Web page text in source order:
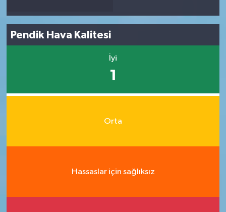
Pendik Hava Kalitesi
İyi
1
Orta
Hassaslar için sağlıksız